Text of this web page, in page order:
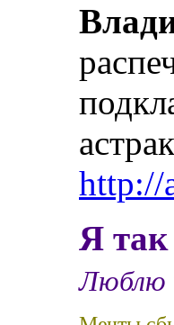
http://
Я так
Люблю